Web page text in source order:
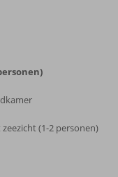
(1-2 personen)